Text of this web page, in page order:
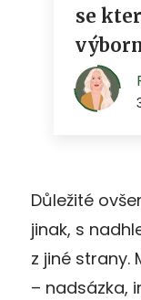
Důležité
jinak, s
z jiné strany.
– nadsázka,